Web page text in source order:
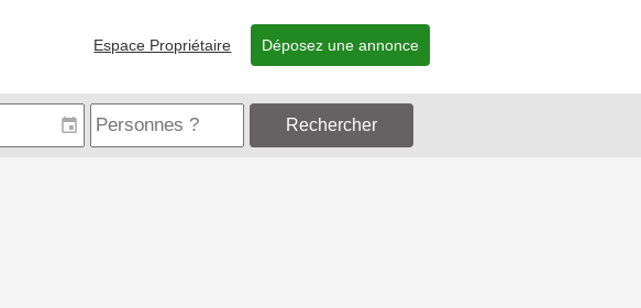
Espace Propriétaire Déposez une annonce
Rechercher